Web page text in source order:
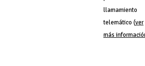
llamamiento
telemático (ver
más